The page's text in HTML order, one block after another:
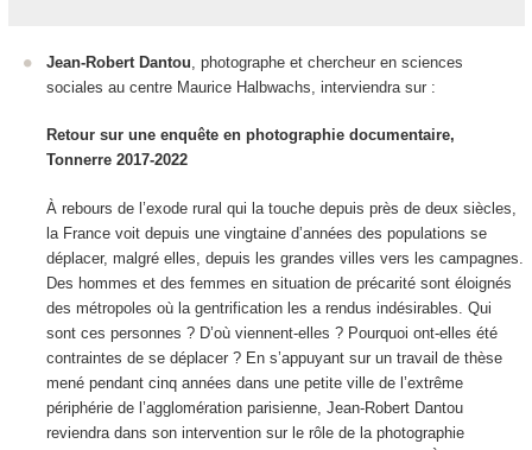
Jean-Robert Dantou , photographe et chercheur en sciences
sociales au centre Maurice Halbwachs, interviendra sur :
Retour sur une enquête en photographie documentaire,
Tonnerre 2017-2022
À rebours de l’exode rural qui la touche depuis près de deux siècles,
la France voit depuis une vingtaine d’années des populations se
déplacer, malgré elles, depuis les grandes villes vers les campagnes.
Des hommes et des femmes en situation de précarité sont éloignés
des métropoles où la gentrification les a rendus indésirables. Qui
sont ces personnes ? D’où viennent-elles ? Pourquoi ont-elles été
contraintes de se déplacer ? En s’appuyant sur un travail de thèse
mené pendant cinq années dans une petite ville de l’extrême
périphérie de l’agglomération parisienne, Jean-Robert Dantou
reviendra dans son intervention sur le rôle de la photographie